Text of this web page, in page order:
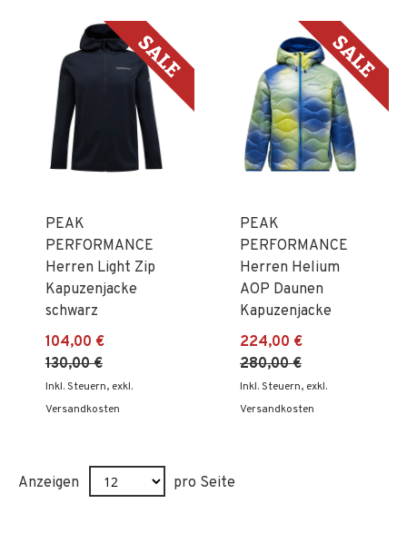
PEAK
PERFORMANCE
Herren Light Zip
Kapuzenjacke
schwarz
104,00 €
130,00 €
Inkl. Steuern, exkl.
Versandkosten
PEAK
PERFORMANCE
Herren Helium
AOP Daunen
Kapuzenjacke
224,00 €
280,00 €
Inkl. Steuern, exkl.
Versandkosten
Anzeigen pro Seite